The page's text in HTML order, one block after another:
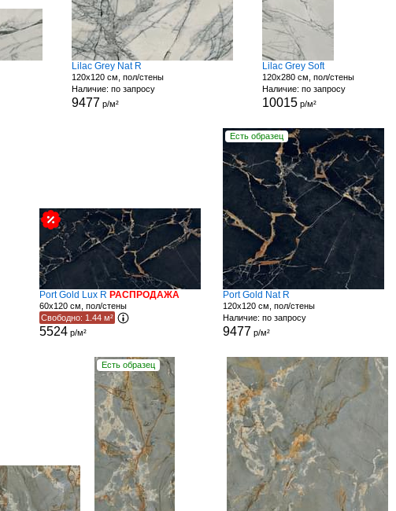
Lilac Grey Nat R
120x120 см, пол/стены
Наличие: по запросу
9477 р/м²
Lilac Grey Soft
120x280 см, пол/стены
Наличие: по запросу
10015 р/м²
Port Gold Lux R РАСПРОДАЖА
60x120 см, пол/стены
Свободно: 1.44 м²
5524р/м²
Есть образец
Port Gold Nat R
120x120 см, пол/стены
Наличие: по запросу
9477 р/м²
Есть образец